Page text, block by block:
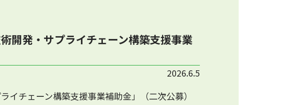
開発・サプライチェーン構築支援事業
2026.6.5
チェーン構築支援事業補助金」（二次公募）